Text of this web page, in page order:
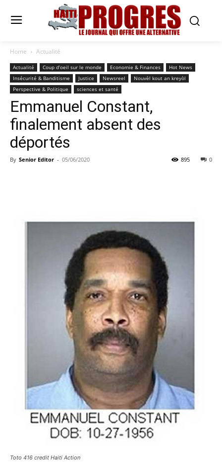
Home Actualité
Actualité Coup d’oeil sur le monde Economie & Finances
Hot News
Insécurité & Banditisme
Justice Newsreel
Nouvèl kout an kreyòl
Perspective & Politique
sciences et santé
Emmanuel Constant,
finalement absent des
déportés
By Senior Editor - 05/06/2020 0
895
Toto 416 credit Haiti Action